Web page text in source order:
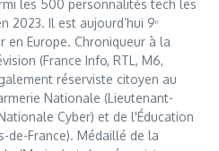
les 500 personnalités tech les
2023. Il est aujourd’hui 9ᵉ
en Europe. Chroniqueur à la
(France Info, RTL, M6,
réserviste citoyen au
Nationale (Lieutenant-
Cyber) et de l'Éducation
de-France). Médaillé de la